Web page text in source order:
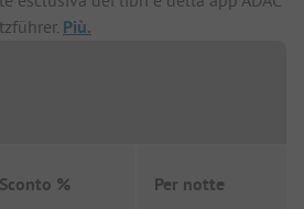
Più.
Sconto % Per notte